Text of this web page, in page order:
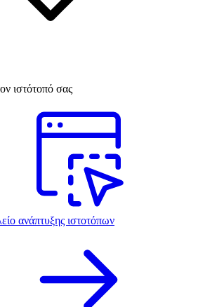
ιστότοπό σας
ανάπτυξης ιστοτόπων